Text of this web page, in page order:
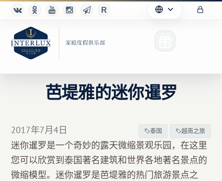
优点
合作伙伴
芭堤雅的迷你暹罗
2017年7月4日 泰国 越南之旅
迷你暹罗是一个奇妙的露天微缩景观乐园，在这里
您可以欣赏到泰国著名建筑和世界各地著名景点的
微缩模型。迷你暹罗是芭堤雅的热门旅游景点之